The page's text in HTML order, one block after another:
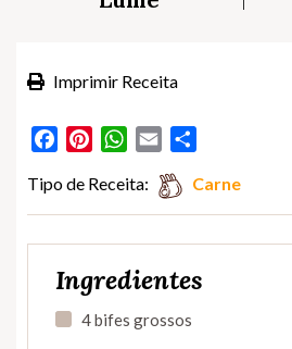
Imprimir Receita
FacebookPinterestWhatsApp
Email
Tipo de Receita: Carne
Ingredientes
4 bifes grossos